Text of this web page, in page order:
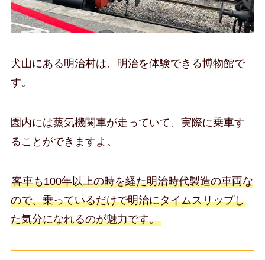
犬山にある明治村は、明治を体験できる博物館で
す。
園内には蒸気機関車が走っていて、実際に乗車す
ることができますよ。
客車も100年以上の時を経た明治時代製造の車両な
ので、乗っているだけで明治にタイムスリップし
た気分になれるのが魅力です。